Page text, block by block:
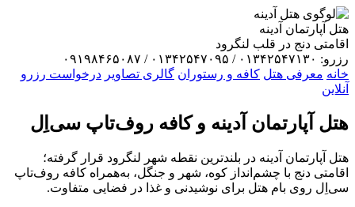
هتل آپارتمان آدینه
اقامتی دنج در قلب لنگرود
رزرو: ۰۱۳۴۲۵۴۷۱۳۰ / ۰۱۳۴۲۵۴۷۰۹۵ / ۰۹۱۹۸۴۶۵۰۸۷
خانه معرفی هتل کافه و رستوران گالری تصاویر درخواست رزرو
آنلاین
هتل آپارتمان آدینه و کافه روف‌تاپ سی‌اِل
هتل آپارتمان آدینه در بلندترین نقطه شهر لنگرود قرار گرفته؛
اقامتی دنج با چشم‌انداز کوه، شهر و جنگل، به‌همراه کافه روف‌تاپ
سی‌اِل روی بام هتل برای نوشیدنی و غذا در فضایی متفاوت.